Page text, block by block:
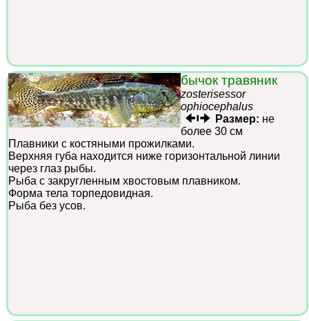
бычок травяник
zosterisessor
ophiocephalus
Размер: не
более 30 см
Плавники с костяными прожилками.
Верхняя губа находится ниже горизонтальной линии
через глаз рыбы.
Рыба с закругленным хвостовым плавником.
Форма тела торпедовидная.
Рыба без усов.